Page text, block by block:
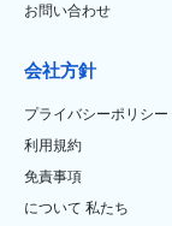
お問い合わせ
会社方針
プライバシーポリシー
利用規約
免責事項
について 私たち